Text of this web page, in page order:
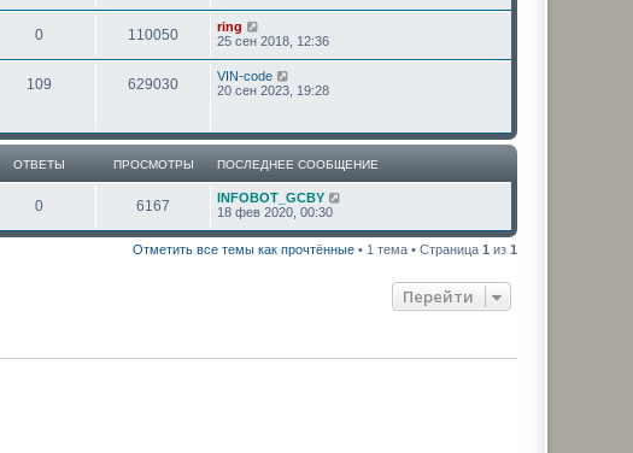
0 110050
ring
25 сен 2018, 12:36
109 629030
VIN-code
20 сен 2023, 19:28
ОТВЕТЫ ПРОСМОТРЫ ПОСЛЕДНЕЕ СООБЩЕНИЕ
0 6167
INFOBOT_GCBY
18 фев 2020, 00:30
Отметить все темы как прочтённые • 1 тема • Страница 1 из 1
Перейти